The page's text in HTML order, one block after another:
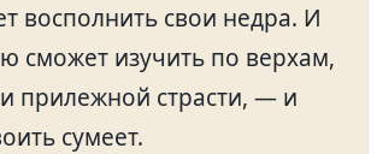
восполнить свои недра. И
сможет изучить по верхам,
прилежной страсти, — и
сумеет.